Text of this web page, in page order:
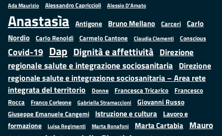
Ada Maurizio Alessandro Capriccioli Alessio D'Amato
Anastasìa Antigone Bruno Mellano Carceri
Carlo
Nordio Carlo Renoldi Carmelo Cantone Claudia Clementi Conscious
Covid-19 Dap Dignità e affettività Direzione
regionale salute e integrazione sociosanitaria Direzione
regionale salute e integrazione sociosanitaria – Area rete
integrata del territorio
Donne Francesca Tricarico
Francesco
Rocca
Franco Corleone Gabriella Stramaccioni Giovanni Russo
Giuseppe Emanuele Cangemi Istruzione e cultura
Lavoro e
formazione
Luisa Regimenti Marta Bonafoni Marta Cartabia Mauro